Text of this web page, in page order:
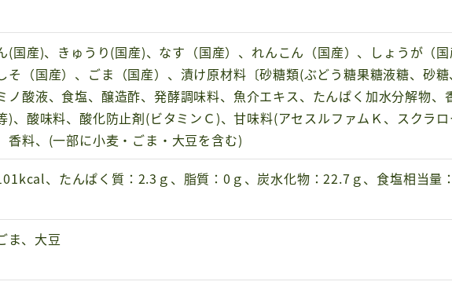
(国産)、きゅうり(国産)、なす（国産）、れんこん（国産）、しょうが（
そ（国産）、ごま（国産）、漬け原材料〔砂糖類(ぶどう糖果糖液糖、砂
ノ酸液、食塩、醸造酢、発酵調味料、魚介エキス、たんぱく加水分解物、
)、酸味料、酸化防止剤(ビタミンＣ)、甘味料(アセスルファムＫ、スクラ
香料、(一部に小麦・ごま・大豆を含む)
、たんぱく質：2.3ｇ、脂質：0ｇ、炭水化物：22.7ｇ、食塩相当量
ま、大豆